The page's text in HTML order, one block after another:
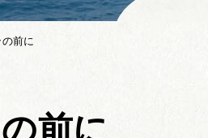
前に
前に